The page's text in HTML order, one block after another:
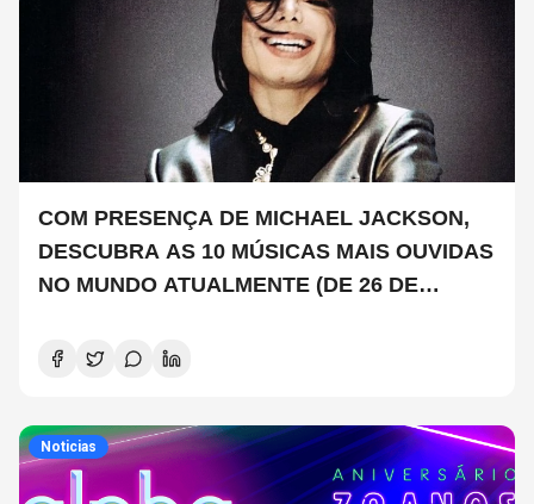
COM PRESENÇA DE MICHAEL JACKSON,
DESCUBRA AS 10 MÚSICAS MAIS OUVIDAS
NO MUNDO ATUALMENTE (DE 26 DE
Noticias